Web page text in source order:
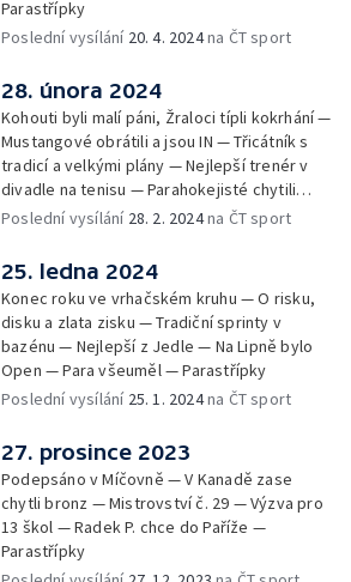
Parastřípky
Poslední vysílání 20. 4. 2024na ČT sport
28. února 2024
Kohouti byli malí páni, Žraloci típli kokrhání —
Mustangové obrátili a jsou IN — Třicátník s
tradicí a velkými plány — Nejlepší trenér v
divadle na tenisu — Parahokejisté chytili
Darka — Parastřípky
Poslední vysílání 28. 2. 2024na ČT sport
25. ledna 2024
Konec roku ve vrhačském kruhu — O risku,
disku a zlata zisku — Tradiční sprinty v
bazénu — Nejlepší z Jedle — Na Lipně bylo
Open — Para všeuměl — Parastřípky
Poslední vysílání 25. 1. 2024na ČT sport
27. prosince 2023
Podepsáno v Míčovně — V Kanadě zase
chytli bronz — Mistrovství č. 29 — Výzva pro
13 škol — Radek P. chce do Paříže —
Parastřípky